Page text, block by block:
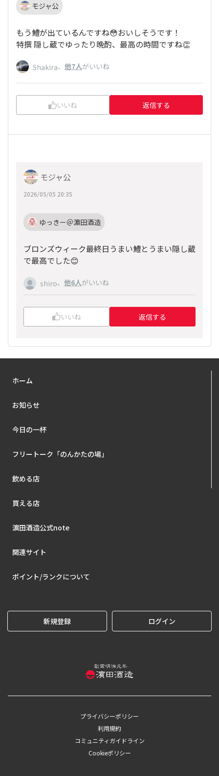
モジャ公
もう鱧が出ているんですね😳おいしそうです！
特撰 隠し蔵でゆったり晩酌、最高の時間ですね👏
Shakira、 他7人がいいね
いいね 返信する
モジャ公
2026/05/05 20:35
ゆっきー＠濵田酒造
ブロンズウィーク最終日うまい鱧とうまい隠し蔵
で最高でした😊
shiro、 他6人がいいね
いいね 返信する
ホーム
お知らせ
今日の一杯
フリートーク「のんかたの場」
飲める店
買える店
濵田酒造公式note
関連サイト
ポイント/ランクについて
新規登録 ログイン
プライバシーポリシー
利用規約
コミュニティガイドライン
Cookieポリシー